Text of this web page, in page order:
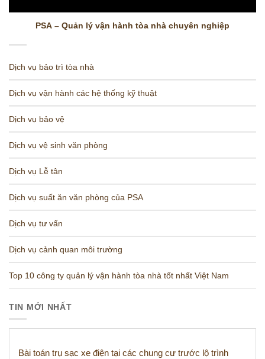
PSA – Quản lý vận hành tòa nhà chuyên nghiệp
Dịch vụ bảo trì tòa nhà
Dịch vụ vận hành các hệ thống kỹ thuật
Dịch vụ bảo vệ
Dịch vụ vệ sinh văn phòng
Dịch vụ Lễ tân
Dịch vụ suất ăn văn phòng của PSA
Dịch vụ tư vấn
Dịch vụ cảnh quan môi trường
Top 10 công ty quản lý vận hành tòa nhà tốt nhất Việt Nam
TIN MỚI NHẤT
Bài toán trụ sạc xe điện tại các chung cư trước lộ trình